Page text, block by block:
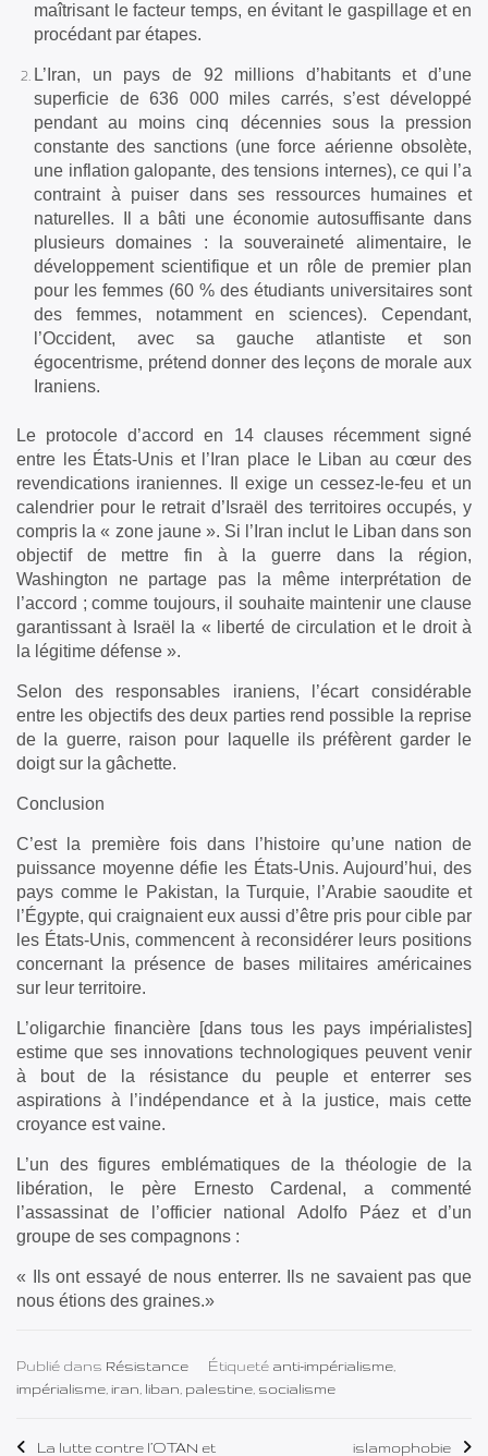
maîtrisant le facteur temps, en évitant le gaspillage et en
procédant par étapes.
L’Iran, un pays de 92 millions d’habitants et d’une
superficie de 636 000 miles carrés, s’est développé
pendant au moins cinq décennies sous la pression
constante des sanctions (une force aérienne obsolète,
une inflation galopante, des tensions internes), ce qui l’a
contraint à puiser dans ses ressources humaines et
naturelles. Il a bâti une économie autosuffisante dans
plusieurs domaines : la souveraineté alimentaire, le
développement scientifique et un rôle de premier plan
pour les femmes (60 % des étudiants universitaires sont
des femmes, notamment en sciences). Cependant,
l’Occident, avec sa gauche atlantiste et son
égocentrisme, prétend donner des leçons de morale aux
Iraniens.
Le protocole d’accord en 14 clauses récemment signé
entre les États-Unis et l’Iran place le Liban au cœur des
revendications iraniennes. Il exige un cessez-le-feu et un
calendrier pour le retrait d’Israël des territoires occupés, y
compris la « zone jaune ». Si l’Iran inclut le Liban dans son
objectif de mettre fin à la guerre dans la région,
Washington ne partage pas la même interprétation de
l’accord ; comme toujours, il souhaite maintenir une clause
garantissant à Israël la « liberté de circulation et le droit à
la légitime défense ».
Selon des responsables iraniens, l’écart considérable
entre les objectifs des deux parties rend possible la reprise
de la guerre, raison pour laquelle ils préfèrent garder le
doigt sur la gâchette.
Conclusion
C’est la première fois dans l’histoire qu’une nation de
puissance moyenne défie les États-Unis. Aujourd’hui, des
pays comme le Pakistan, la Turquie, l’Arabie saoudite et
l’Égypte, qui craignaient eux aussi d’être pris pour cible par
les États-Unis, commencent à reconsidérer leurs positions
concernant la présence de bases militaires américaines
sur leur territoire.
L’oligarchie financière [dans tous les pays impérialistes]
estime que ses innovations technologiques peuvent venir
à bout de la résistance du peuple et enterrer ses
aspirations à l’indépendance et à la justice, mais cette
croyance est vaine.
L’un des figures emblématiques de la théologie de la
libération, le père Ernesto Cardenal, a commenté
l’assassinat de l’officier national Adolfo Páez et d’un
groupe de ses compagnons :
« Ils ont essayé de nous enterrer. Ils ne savaient pas que
nous étions des graines.»
Publié dans Résistance Étiqueté anti-impérialisme
impérialisme iran liban palestine socialisme
La lutte contre l’OTAN et islamophobie